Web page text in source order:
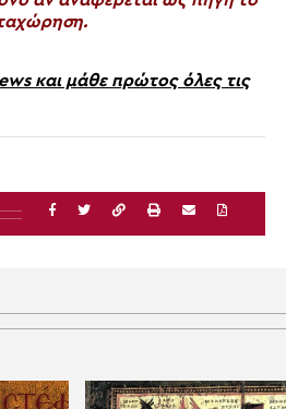
και μάθε πρώτος όλες τις